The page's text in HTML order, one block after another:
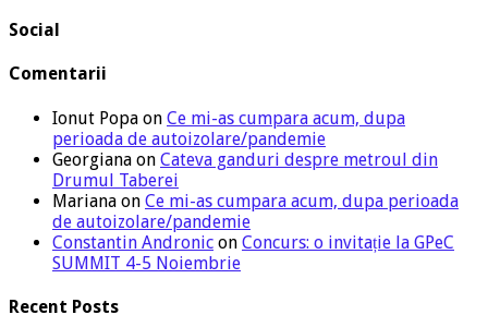
Social
Comentarii
Ionut Popa on Ce mi-as cumpara acum, dupa
perioada de autoizolare/pandemie
Georgiana on Cateva ganduri despre metroul din
Drumul Taberei
Mariana on Ce mi-as cumpara acum, dupa perioada
de autoizolare/pandemie
Constantin Andronic on Concurs: o invitație la GPeC
SUMMIT 4-5 Noiembrie
Recent Posts